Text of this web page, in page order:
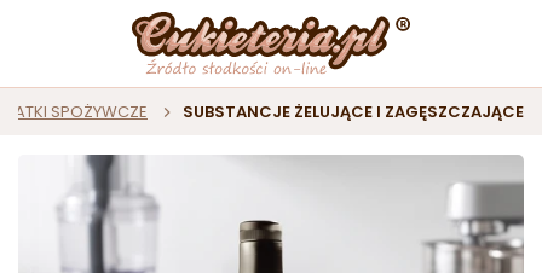
SPOŻYWCZE SUBSTANCJE ŻELUJĄCE I ZAGĘSZCZAJĄCE